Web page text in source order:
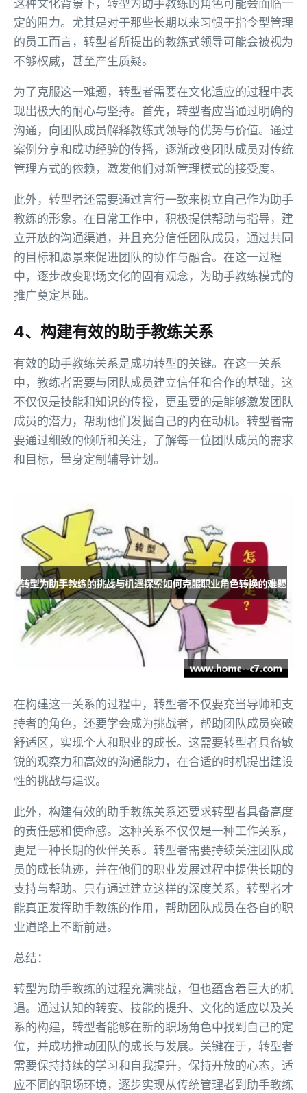
这种文化背景下，转型为助手教练的角色可能会面临一
定的阻力。尤其是对于那些长期以来习惯于指令型管理
的员工而言，转型者所提出的教练式领导可能会被视为
不够权威，甚至产生质疑。
为了克服这一难题，转型者需要在文化适应的过程中表
现出极大的耐心与坚持。首先，转型者应当通过明确的
沟通，向团队成员解释教练式领导的优势与价值。通过
案例分享和成功经验的传播，逐渐改变团队成员对传统
管理方式的依赖，激发他们对新管理模式的接受度。
此外，转型者还需要通过言行一致来树立自己作为助手
教练的形象。在日常工作中，积极提供帮助与指导，建
立开放的沟通渠道，并且充分信任团队成员，通过共同
的目标和愿景来促进团队的协作与融合。在这一过程
中，逐步改变职场文化的固有观念，为助手教练模式的
推广奠定基础。
4、构建有效的助手教练关系
有效的助手教练关系是成功转型的关键。在这一关系
中，教练者需要与团队成员建立信任和合作的基础，这
不仅仅是技能和知识的传授，更重要的是能够激发团队
成员的潜力，帮助他们发掘自己的内在动机。转型者需
要通过细致的倾听和关注，了解每一位团队成员的需求
和目标，量身定制辅导计划。
在构建这一关系的过程中，转型者不仅要充当导师和支
持者的角色，还要学会成为挑战者，帮助团队成员突破
舒适区，实现个人和职业的成长。这需要转型者具备敏
锐的观察力和高效的沟通能力，在合适的时机提出建设
性的挑战与建议。
此外，构建有效的助手教练关系还要求转型者具备高度
的责任感和使命感。这种关系不仅仅是一种工作关系，
更是一种长期的伙伴关系。转型者需要持续关注团队成
员的成长轨迹，并在他们的职业发展过程中提供长期的
支持与帮助。只有通过建立这样的深度关系，转型者才
能真正发挥助手教练的作用，帮助团队成员在各自的职
业道路上不断前进。
总结：
转型为助手教练的过程充满挑战，但也蕴含着巨大的机
遇。通过认知的转变、技能的提升、文化的适应以及关
系的构建，转型者能够在新的职场角色中找到自己的定
位，并成功推动团队的成长与发展。关键在于，转型者
需要保持持续的学习和自我提升，保持开放的心态，适
应不同的职场环境，逐步实现从传统管理者到助手教练